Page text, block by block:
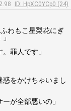
ID: HpXC0YCp0 (24)
わもこ星梨花にぎ
罪人です」
をかけちゃいまし
が全部悪いの」